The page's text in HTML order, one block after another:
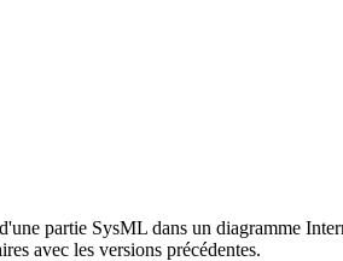
partie SysML dans un diagramme
avec les versions précédentes.